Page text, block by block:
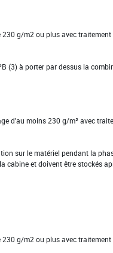
230 g/m2 ou plus avec traitement
(3) à porter par dessus la
d'au moins 230 g/m² avec
sur le matériel pendant la
cabine et doivent être stockés
230 g/m2 ou plus avec traitement